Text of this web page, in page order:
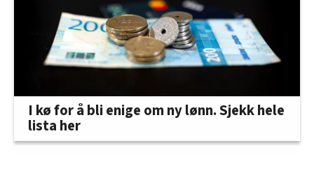
I kø for å bli enige om ny lønn. Sjekk hele
lista her